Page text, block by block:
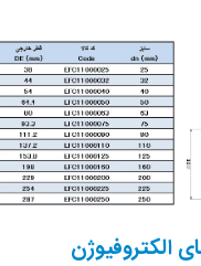
الکتروفیوژن